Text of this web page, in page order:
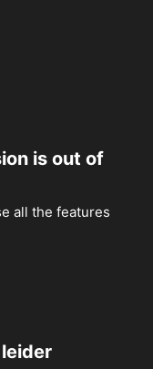
is out of
all the features